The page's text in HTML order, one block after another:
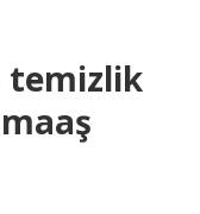
temizlik